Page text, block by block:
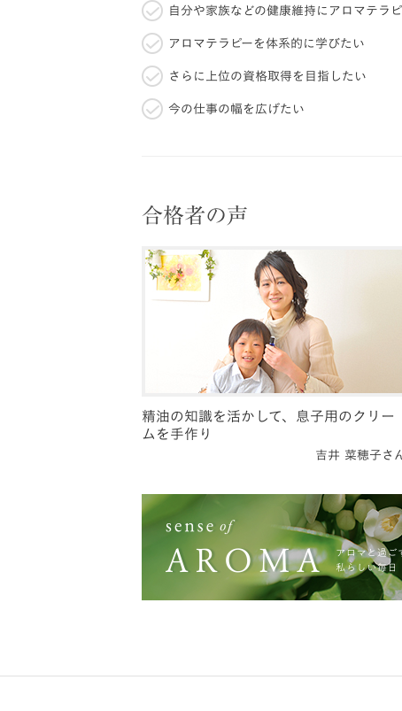
自分や家族などの健康維持にアロマテラ
アロマテラピーを体系的に学びたい
さらに上位の資格取得を目指したい
今の仕事の幅を広げたい
合格者の声
精油の知識を活かして、息子用のクリー
ムを手作り
吉井 菜穂子さ